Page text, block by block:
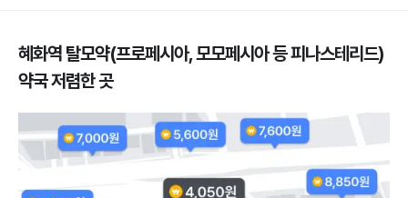
혜화역 탈모약(프로페시아, 모모페시아 등 피나스테리드)
약국 저렴한 곳